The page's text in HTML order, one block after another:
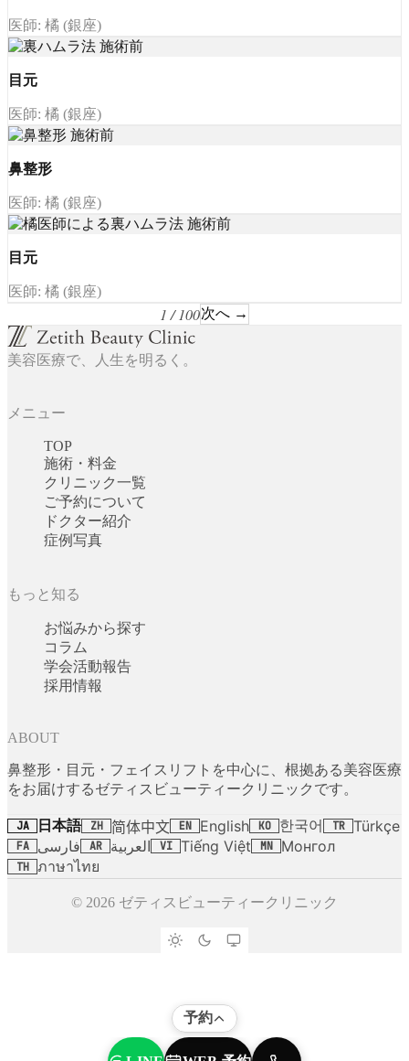
医師: 橘 (銀座)
目元
医師: 橘 (銀座)
鼻整形
医師: 橘 (銀座)
目元
医師: 橘 (銀座)
1 / 100次へ →
美容医療で、人生を明るく。
メニュー
TOP
施術・料金
クリニック一覧
ご予約について
ドクター紹介
症例写真
もっと知る
お悩みから探す
コラム
学会活動報告
採用情報
ABOUT
鼻整形・目元・フェイスリフトを中心に、根拠ある美容医療
をお届けするゼティスビューティークリニックです。
JA 日本語 ZH 简体中文 EN English KO 한국어 TR Türkçe
FA فارسی AR العربية VI Tiếng Việt MN Монгол
TH ภาษาไทย
© 2026 ゼティスビューティークリニック
予約